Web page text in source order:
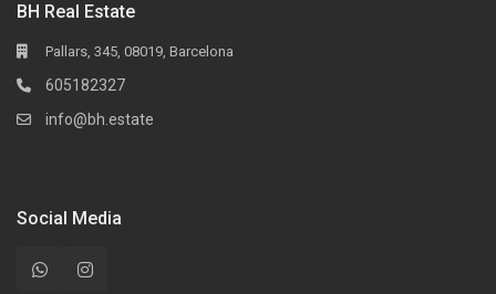
BH Real Estate
Pallars, 345, 08019, Barcelona
605182327
info@bh.estate
Social Media